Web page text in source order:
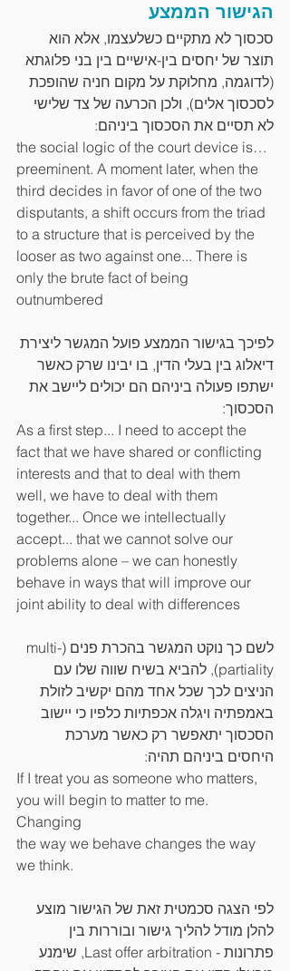
הגישור הממצע
סכסוך לא מתקיים כשלעצמו, אלא הוא
תוצר של יחסים בין-אישיים בין בני פלוגתא
(לדוגמה, מחלוקת על מקום חניה שהופכת
לסכסוך אלים), ולכן הכרעה של צד שלישי
לא תסיים את הסכסוך ביניהם:
the social logic of the court device is…
preeminent. A moment later, when the
third decides in favor of one of the two
disputants, a shift occurs from the triad
to a structure that is perceived by the
looser as two against one... There is
only the brute fact of being
outnumbered
לפיכך בגישור הממצע פועל המגשר ליצירת
דיאלוג בין בעלי הדין, בו יבינו שרק כאשר
ישתפו פעולה ביניהם הם יכולים ליישב את
הסכסוך:
As a first step... I need to accept the
fact that we have shared or conflicting
interests and that to deal with them
well, we have to deal with them
together... Once we intellectually
accept... that we cannot solve our
problems alone – we can honestly
behave in ways that will improve our
joint ability to deal with differences
לשם כך נוקט המגשר בהכרת פנים (multi-
partiality), להביא בשיח שווה שלו עם
הניצים לכך שכל אחד מהם יקשיב לזולת
באמפתיה ויגלה אכפתיות כלפיו כי יישוב
הסכסוך יתאפשר רק כאשר מערכת
היחסים ביניהם תהיה:
If I treat you as someone who matters,
you will begin to matter to me.
Changing
the way we behave changes the way
we think.
לפי הצגה סכמטית זאת של הגישור מוצע
להלן מודל להליך גישור ובוררות בין
פתרונות - Last offer arbitration, שימנע